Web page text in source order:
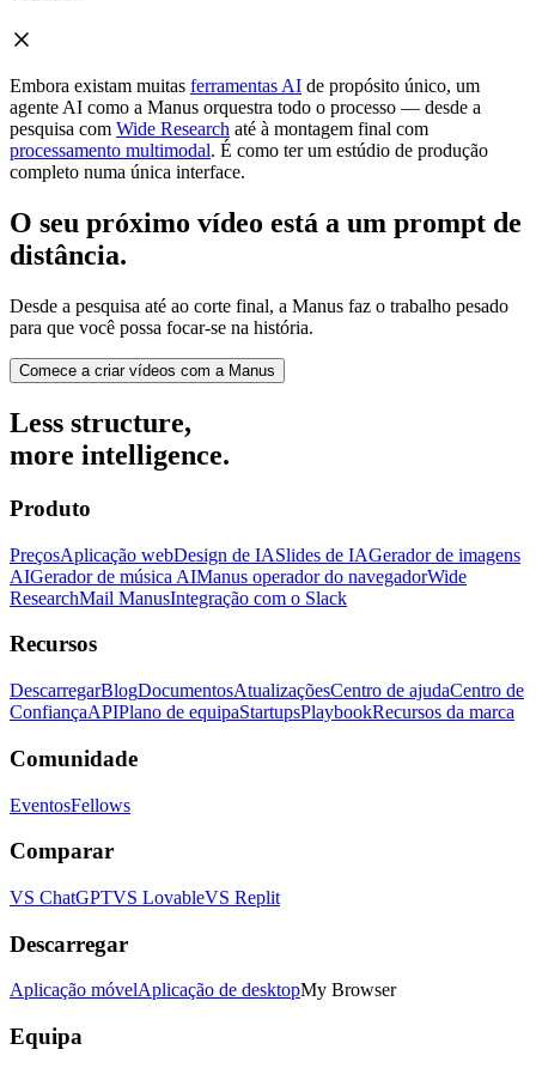
Embora existam muitas ferramentas AI de propósito único, um
agente AI como a Manus orquestra todo o processo — desde a
pesquisa com Wide Research até à montagem final com
processamento multimodal. É como ter um estúdio de produção
completo numa única interface.
O seu próximo vídeo está a um prompt de
distância.
Desde a pesquisa até ao corte final, a Manus faz o trabalho pesado
para que você possa focar-se na história.
Comece a criar vídeos com a Manus
Less structure,
more intelligence.
Produto
PreçosAplicação webDesign de IASlides de IAGerador de imagens
AIGerador de música AIManus operador do navegadorWide
ResearchMail ManusIntegração com o Slack
Recursos
DescarregarBlogDocumentosAtualizaçõesCentro de ajudaCentro de
ConfiançaAPIPlano de equipaStartupsPlaybookRecursos da marca
Comunidade
EventosFellows
Comparar
VS ChatGPTVS LovableVS Replit
Descarregar
Aplicação móvelAplicação de desktopMy Browser
Equipa